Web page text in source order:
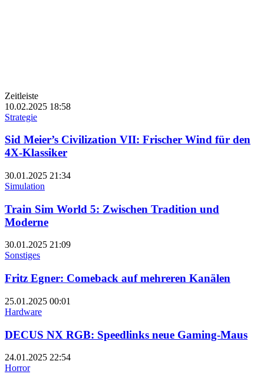
Zeitleiste
10.02.2025 18:58
Strategie
Sid Meier’s Civilization VII: Frischer Wind für den
4X-Klassiker
30.01.2025 21:34
Simulation
Train Sim World 5: Zwischen Tradition und
Moderne
30.01.2025 21:09
Sonstiges
Fritz Egner: Comeback auf mehreren Kanälen
25.01.2025 00:01
Hardware
DECUS NX RGB: Speedlinks neue Gaming-Maus
24.01.2025 22:54
Horror